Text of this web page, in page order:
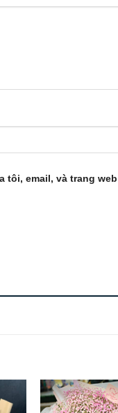
tôi, email, và trang